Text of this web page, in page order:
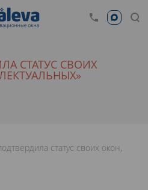
СТАТУС СВОИХ
статус своих окон,